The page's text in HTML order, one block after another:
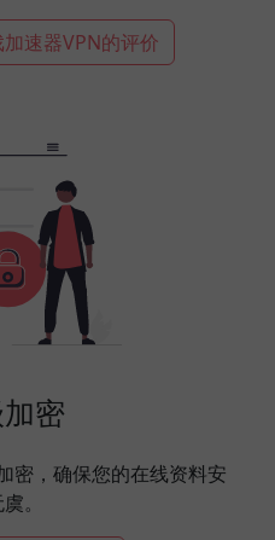
速器VPN的评价
密
密，确保您的在线资料安
。